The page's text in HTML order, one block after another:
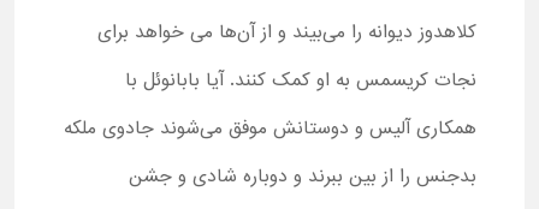
کلاهدوز دیوانه را می‌بیند و از آن‌ها می خواهد برای
نجات کریسمس به او کمک کنند. آیا بابانوئل با
همکاری آلیس و دوستانش موفق می‌شوند جادوی ملکه
بدجنس را از بین ببرند و دوباره شادی و جشن